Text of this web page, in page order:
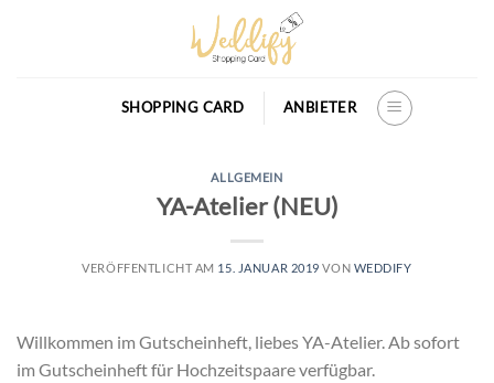
SHOPPING CARD ANBIETER
ALLGEMEIN
YA-Atelier (NEU)
VERÖFFENTLICHT AM 15. JANUAR 2019 VON WEDDIFY
Willkommen im Gutscheinheft, liebes YA-Atelier. Ab sofort
im Gutscheinheft für Hochzeitspaare verfügbar.